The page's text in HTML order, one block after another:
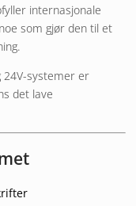
internasjonale
som gjør den til et
systemer er
det lave